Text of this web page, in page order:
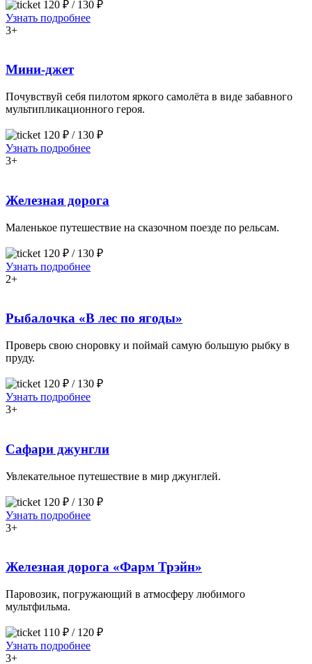
120 ₽ / 130 ₽
Узнать подробнее
3+
Мини-джет
Почувствуй себя пилотом яркого самолёта в виде забавного
мультипликационного героя.
120 ₽ / 130 ₽
Узнать подробнее
3+
Железная дорога
Маленькое путешествие на сказочном поезде по рельсам.
120 ₽ / 130 ₽
Узнать подробнее
2+
Рыбалочка «В лес по ягоды»
Проверь свою сноровку и поймай самую большую рыбку в
пруду.
120 ₽ / 130 ₽
Узнать подробнее
3+
Сафари джунгли
Увлекательное путешествие в мир джунглей.
120 ₽ / 130 ₽
Узнать подробнее
3+
Железная дорога «Фарм Трэйн»
Паровозик, погружающий в атмосферу любимого
мультфильма.
110 ₽ / 120 ₽
Узнать подробнее
3+